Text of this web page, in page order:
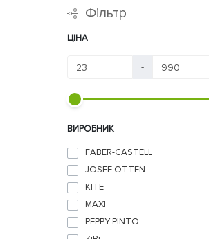
Фільтр
ЦІНА
-
ВИРОБНИК
FABER-CASTELL
JOSEF OTTEN
KITE
MAXI
PEPPY PINTO